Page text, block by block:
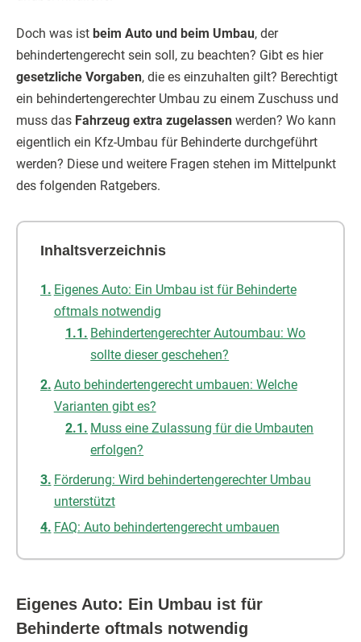
Doch was ist beim Auto und beim Umbau, der
behindertengerecht sein soll, zu beachten? Gibt es hier
gesetzliche Vorgaben, die es einzuhalten gilt? Berechtigt
ein behindertengerechter Umbau zu einem Zuschuss und
muss das Fahrzeug extra zugelassen werden? Wo kann
eigentlich ein Kfz-Umbau für Behinderte durchgeführt
werden? Diese und weitere Fragen stehen im Mittelpunkt
des folgenden Ratgebers.
Inhaltsverzeichnis
Eigenes Auto: Ein Umbau ist für Behinderte
oftmals notwendig
Behindertengerechter Autoumbau: Wo
sollte dieser geschehen?
Auto behindertengerecht umbauen: Welche
Varianten gibt es?
Muss eine Zulassung für die Umbauten
erfolgen?
Förderung: Wird behindertengerechter Umbau
unterstützt
FAQ: Auto behindertengerecht umbauen
Eigenes Auto: Ein Umbau ist für
Behinderte oftmals notwendig